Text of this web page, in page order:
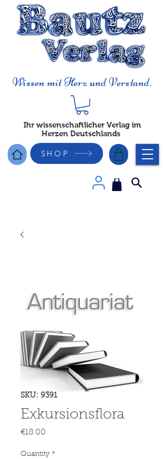
Wissen mit Herz und Verstand.
Ihr wissenschaftlicher Verlag im
Herzen Deutschlands
SHOP
SKU: 9391
Exkursionsflora
€18.00
Quantity *